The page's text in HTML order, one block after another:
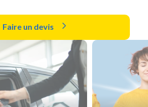
Faire un devis